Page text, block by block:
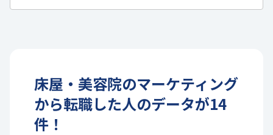
床屋・美容院のマーケティング
から転職した人のデータが14
件！